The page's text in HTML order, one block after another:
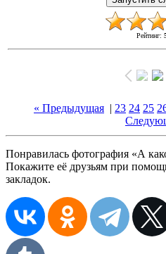
Рейтинг:
« Предыдущая | 23 24 25
Понравилась фотография «А
Покажите её друзьям при
закладок.